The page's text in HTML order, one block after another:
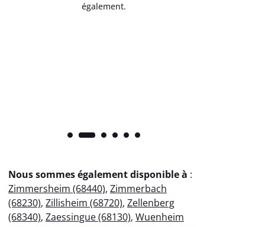
également.
Nous sommes également disponible à :
Zimmersheim (68440), Zimmerbach
(68230), Zillisheim (68720), Zellenberg
(68340), Zaessingue (68130), Wuenheim